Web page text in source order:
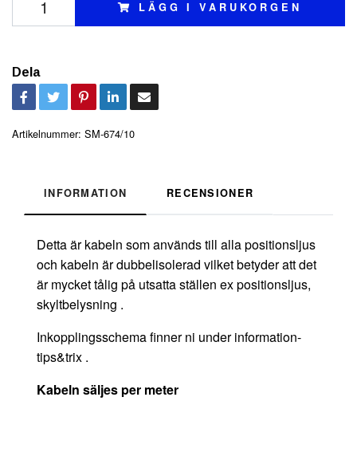
LÄGG I VARUKORGEN
Dela
Artikelnummer: SM-674/10
INFORMATION RECENSIONER
Detta är kabeln som används till alla positionsljus
och kabeln är dubbelisolerad vilket betyder att det
är mycket tålig på utsatta ställen ex positionsljus,
skyltbelysning .
Inkopplingsschema finner ni under information-
tips&trix .
Kabeln säljes per meter